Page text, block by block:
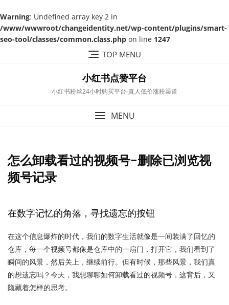
Warning: Undefined array key 2 in
/www/wwwroot/changeidentity.net/wp-content/plugins/smart-
seo-tool/classes/common.class.php on line 1247
TOP MENU
小红书点赞平台
小红书粉丝24小时购买平台-真人低价涨粉渠道
MENU
怎么卸载看过的视频号-删除已浏览视
频号记录
在数字记忆的角落，寻找遗忘的按钮
在这个信息爆炸的时代，我们的数字生活就像是一间装满了回忆的
仓库，每一个视频号都像是仓库中的一扇门，打开它，我们看到了
瞬间的风景，然后关上，继续前行。但有时候，那些风景，我们真
的想遗忘吗？今天，我想聊聊如何卸载看过的视频号，这背后，又
隐藏着怎样的思考。